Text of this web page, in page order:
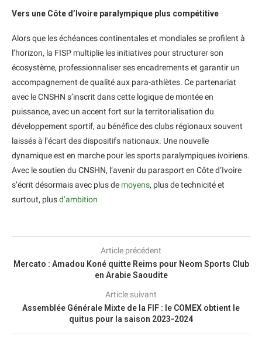
Vers une Côte d’Ivoire paralympique plus compétitive
Alors que les échéances continentales et mondiales se profilent à
l’horizon, la FISP multiplie les initiatives pour structurer son
écosystème, professionnaliser ses encadrements et garantir un
accompagnement de qualité aux para-athlètes. Ce partenariat
avec le CNSHN s’inscrit dans cette logique de montée en
puissance, avec un accent fort sur la territorialisation du
développement sportif, au bénéfice des clubs régionaux souvent
laissés à l’écart des dispositifs nationaux. Une nouvelle
dynamique est en marche pour les sports paralympiques ivoiriens.
Avec le soutien du CNSHN, l’avenir du parasport en Côte d’Ivoire
s’écrit désormais avec plus de moyens, plus de technicité et
surtout, plusd’ambition
Article précédent
Mercato : Amadou Koné quitte Reims pour Neom Sports Club
en Arabie Saoudite
Article suivant
Assemblée Générale Mixte de la FIF : le COMEX obtient le
quitus pour la saison 2023-2024